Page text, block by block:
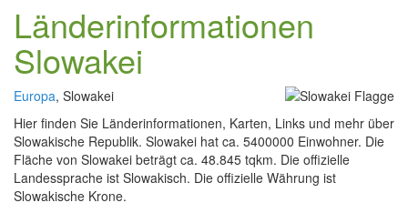
Länderinformationen
Slowakei
Europa, Slowakei
Hier finden Sie Länderinformationen, Karten, Links und mehr über
Slowakische Republik. Slowakei hat ca. 5400000 Einwohner. Die
Fläche von Slowakei beträgt ca. 48.845 tqkm. Die offizielle
Landessprache ist Slowakisch. Die offizielle Währung ist
Slowakische Krone.